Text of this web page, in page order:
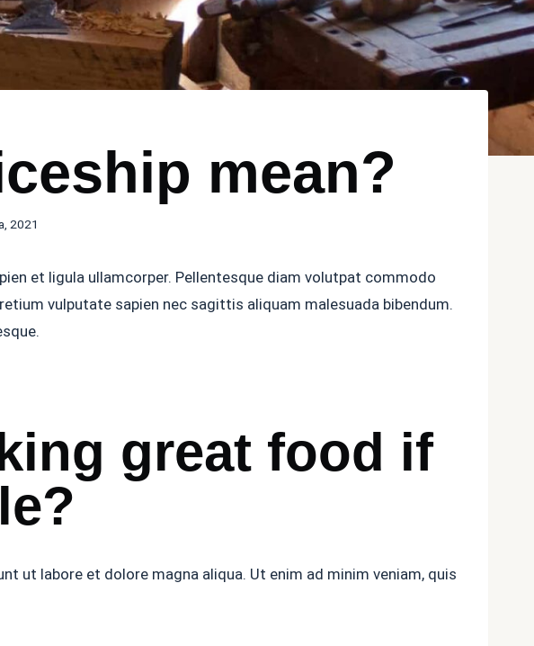
mean?
2021
et ligula ullamcorper. Pellentesque diam volutpat commodo
vulputate sapien nec sagittis aliquam malesuada bibendum.
great food if
ut labore et dolore magna aliqua. Ut enim ad minim veniam, quis